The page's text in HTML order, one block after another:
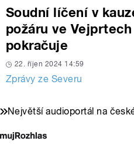
Soudní líčení v
požáru ve
pokračuje
22. říjen 2024 14:59
Zprávy ze Severu
Největší audioportál na